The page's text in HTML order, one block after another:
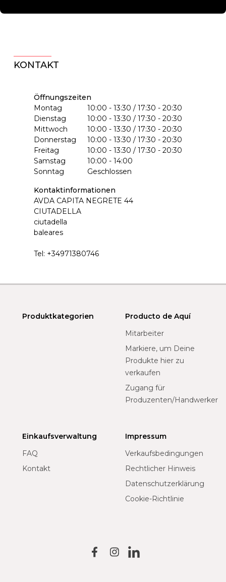
KONTAKT
Öffnungszeiten
Montag
10:00 - 13:30 / 17:30 - 20:30
Dienstag
10:00 - 13:30 / 17:30 - 20:30
Mittwoch
10:00 - 13:30 / 17:30 - 20:30
Donnerstag
10:00 - 13:30 / 17:30 - 20:30
Freitag
10:00 - 13:30 / 17:30 - 20:30
Samstag
10:00 - 14:00
Sonntag
Geschlossen
Kontaktinformationen
AVDA CAPITA NEGRETE 44
CIUTADELLA
ciutadella
baleares
Tel: +34971380746
Produktkategorien
Producto de Aquí
Mitarbeiter
Markiere, um Deine
Produkte hier zu
verkaufen
Zugang für
Produzenten/Handwerker
Einkaufsverwaltung
FAQ
Kontakt
Impressum
Verkaufsbedingungen
Rechtlicher Hinweis
Datenschutzerklärung
Cookie-Richtlinie